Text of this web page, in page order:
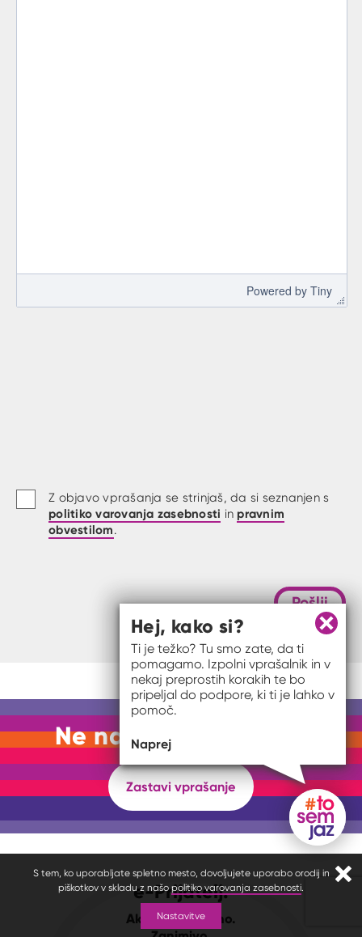
S tem, ko uporabljate spletno mesto, dovoljujete uporabo orodij in
piškotkov v skladu z našopolitiko varovanja zasebnosti.
Nastavitve
Powered by Tiny
Z objavo vprašanja se strinjaš, da si seznanjen s
politiko varovanja zasebnosti in pravnim
obvestilom.
Pošlji
Ne najdeš odgovora?
Zastavi vprašanje
e-Prijatelj.
Aktualno. Realno.
Gumb
Zapri
Hej, kako si?
Ti je težko? Tu smo zate, da ti
pomagamo. Izpolni vprašalnik in v
nekaj preprostih korakih te bo
pripeljal do podpore, ki ti je lahko v
pomoč.
Naprej